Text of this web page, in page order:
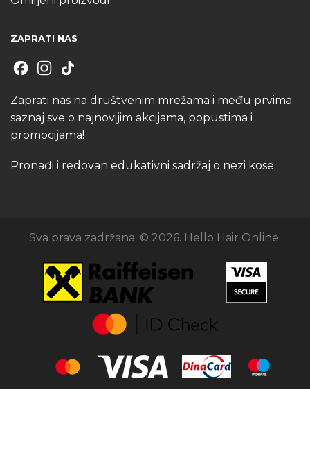
ZAPRATI NAS
Zaprati nas na društvenim mrežama i među prvima
saznaj sve o najnovijim akcijama, popustima i
promocijama!
Pronađi i redovan edukativni sadržaj o nezi kose.
Sva prava zadržana. © 2026. Hello Hair Online.